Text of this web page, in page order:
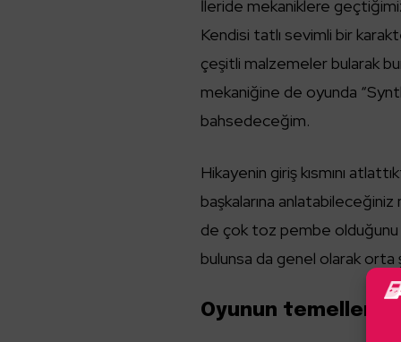
İleride mekaniklere
Kendisi tatlı sevimli bir
çeşitli malzemeler bularak
mekaniğine de oyunda
bahsedeceğim.
Hikayenin giriş kısmını
başkalarına
de çok toz pembe olduğunu
bulunsa da genel olarak orta
Oyunun temelleri